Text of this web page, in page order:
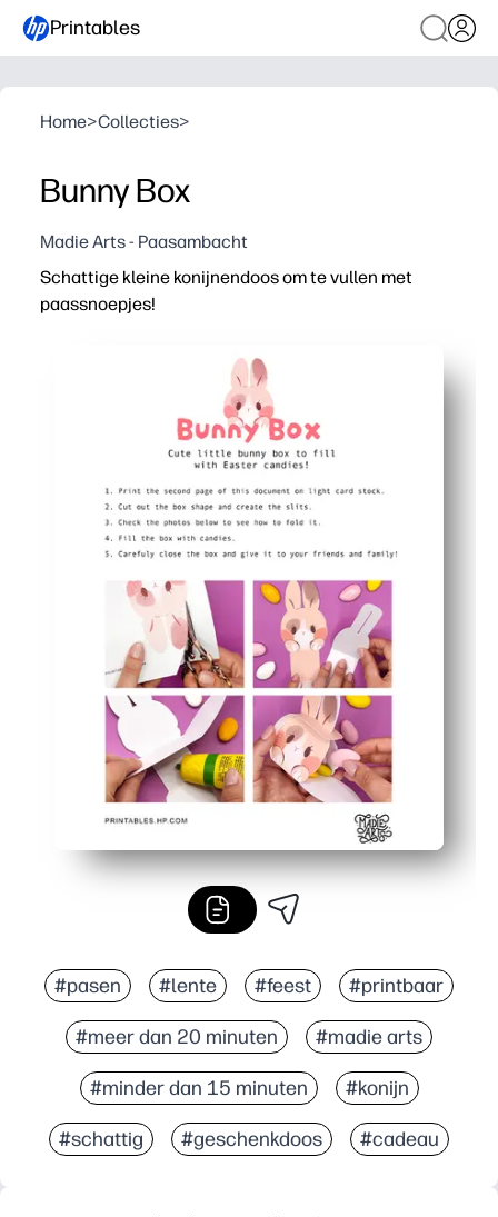
Printables
Home>Collecties>
Bunny Box
Madie Arts - Paasambacht
Schattige kleine konijnendoos om te vullen met
paassnoepjes!
Printen, knippen en vouwen - je monteert het in
Maakt kinderen enthousiast voor Pasen terwijl ze hun
Perfect voor cadeautjes in de klas, het zoeken naar
Stevig op karton: je kunt er kleine snoepjes,
#pasen #lente #feest #printbaar
#meer dan 20 minuten #madie arts
#minder dan 15 minuten #konijn
#schattig #geschenkdoos #cadeau